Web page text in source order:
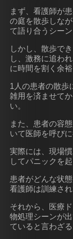
まず、看護師が
の庭を散歩しな
て語り合うシー
しかし、散歩で
し、激務に追わ
に時間を割く余裕
1人の患者の散歩
雑用を済ませて
い。
また、患者の容
いて医師を呼び
実際には、現場
してパニックを
患者がどんな状
看護師は訓練され
それから、医療
物処理シーンが
ていると言わざる